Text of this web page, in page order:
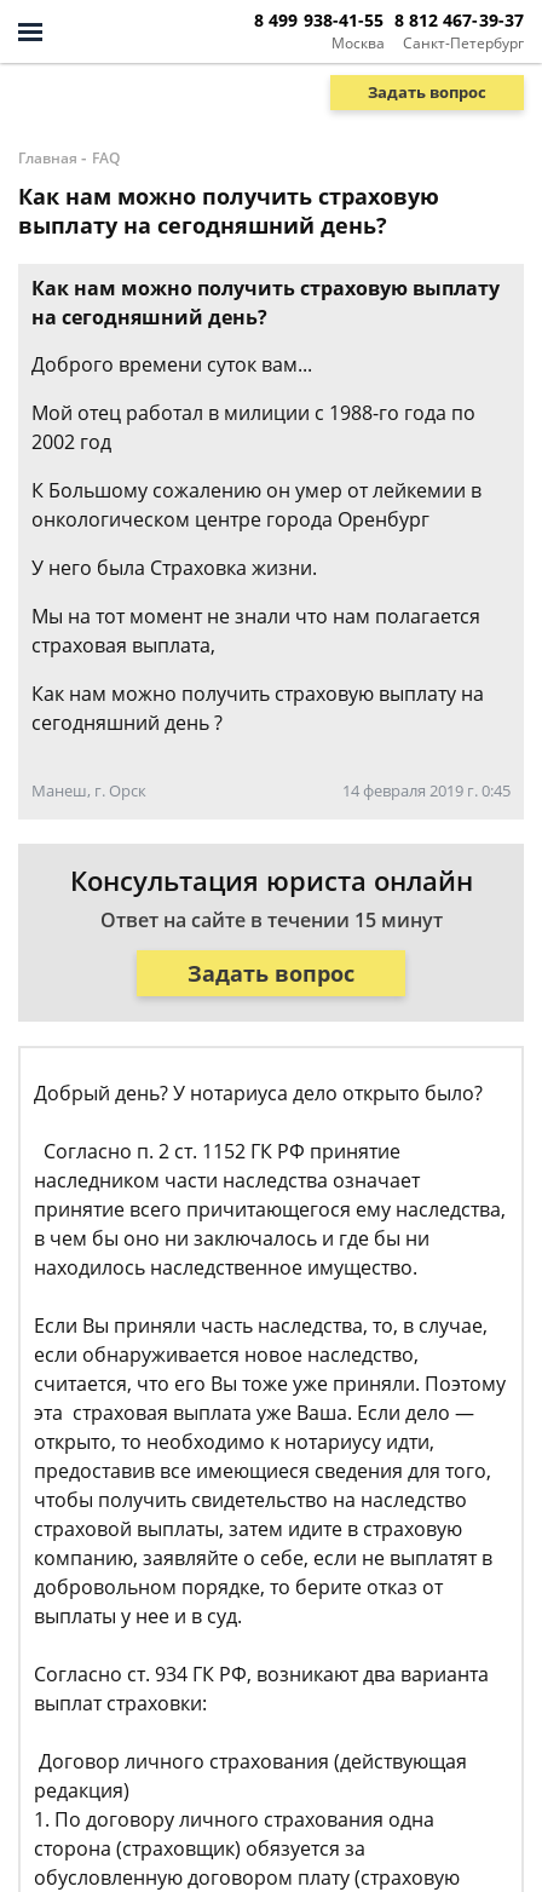
Москва
8 499 938-41-55
Санкт-Петербург
8 812 467-39-37
Задать вопрос
Главная - FAQ
Как нам можно получить страховую
выплату на сегодняшний день?
Как нам можно получить страховую выплату
на сегодняшний день?
Доброго времени суток вам...
Мой отец работал в милиции с 1988-го года по
2002 год
К Большому сожалению он умер от лейкемии в
онкологическом центре города Оренбург
У него была Страховка жизни.
Мы на тот момент не знали что нам полагается
страховая выплата,
Как нам можно получить страховую выплату на
сегодняшний день ?
Манеш, г. Орск 14 февраля 2019 г. 0:45
Консультация юриста онлайн
Ответ на сайте в течении 15 минут
Задать вопрос
Добрый день? У нотариуса дело открыто было?
Согласно п. 2 ст. 1152 ГК РФ принятие
наследником части наследства означает
принятие всего причитающегося ему наследства,
в чем бы оно ни заключалось и где бы ни
находилось наследственное имущество.
Если Вы приняли часть наследства, то, в случае,
если обнаруживается новое наследство,
считается, что его Вы тоже уже приняли. Поэтому
эта страховая выплата уже Ваша. Если дело —
открыто, то необходимо к нотариусу идти,
предоставив все имеющиеся сведения для того,
чтобы получить свидетельство на наследство
страховой выплаты, затем идите в страховую
компанию, заявляйте о себе, если не выплатят в
добровольном порядке, то берите отказ от
выплаты у нее и в суд.
Согласно ст. 934 ГК РФ, возникают два варианта
выплат страховки:
Договор личного страхования (действующая
редакция)
1. По договору личного страхования одна
сторона (страховщик) обязуется за
обусловленную договором плату (страховую